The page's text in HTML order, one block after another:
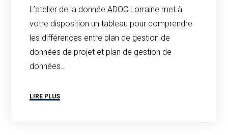
L’atelier de la donnée ADOC Lorraine met à
votre disposition un tableau pour comprendre
les différences entre plan de gestion de
données de projet et plan de gestion de
données…
LIRE PLUS